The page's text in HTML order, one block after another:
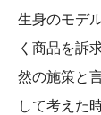
生身のモデ
く商品を訴
然の施策と
して考えた